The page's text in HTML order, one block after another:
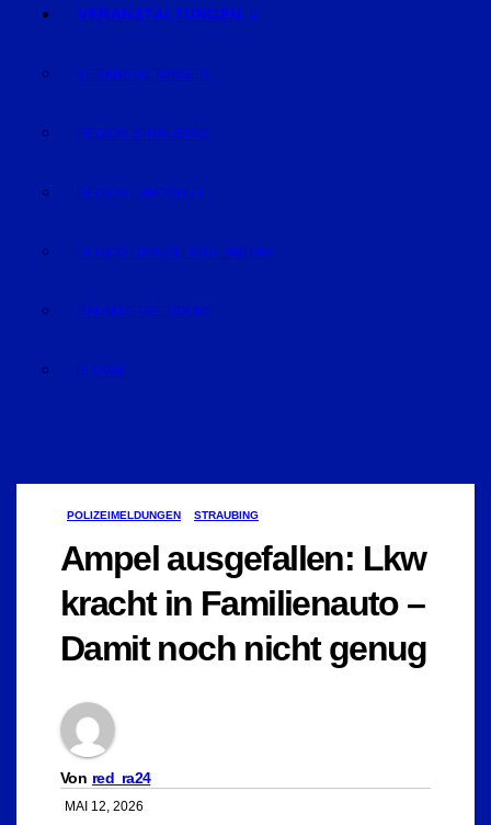
VERANSTALTUNGEN
VERANSTALTUNGEN
REGION STRAUBING
REGION LANDSHUT
REGION DINGOLFING-LANDAU
RAUM DEGGENDORF
BLUVAL
POLIZEIMELDUNGEN STRAUBING
Ampel ausgefallen: Lkw
kracht in Familienauto –
Damit noch nicht genug
Von red_ra24
MAI 12, 2026